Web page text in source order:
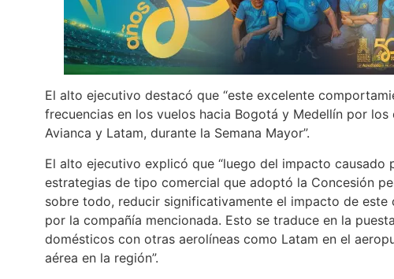
El alto ejecutivo destacó que “este excelente
frecuencias en los vuelos hacia Bogotá y Medellín por
Avianca y Latam, durante la Semana Mayor”.
El alto ejecutivo explicó que “luego del impacto
estrategias de tipo comercial que adoptó la Concesión
sobre todo, reducir significativamente el impacto de
por la compañía mencionada. Esto se traduce en la
domésticos con otras aerolíneas como Latam en el
aérea en la región”.